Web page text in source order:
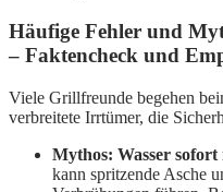
Häufige Fehler und
– Faktencheck und
Viele Grillfreunde begehen
verbreitete Irrtümer, die
Mythos: Wasser
kann spritzende Asche